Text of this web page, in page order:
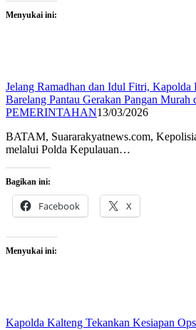
Menyukai ini:
Jelang Ramadhan dan Idul Fitri, Kapolda
Barelang Pantau Gerakan Pangan Murah
PEMERINTAHAN13/03/2026
BATAM, Suararakyatnews.com,
melalui Polda Kepulauan…
Bagikan ini:
Facebook X
Menyukai ini:
Kapolda Kalteng Tekankan Kesiapan